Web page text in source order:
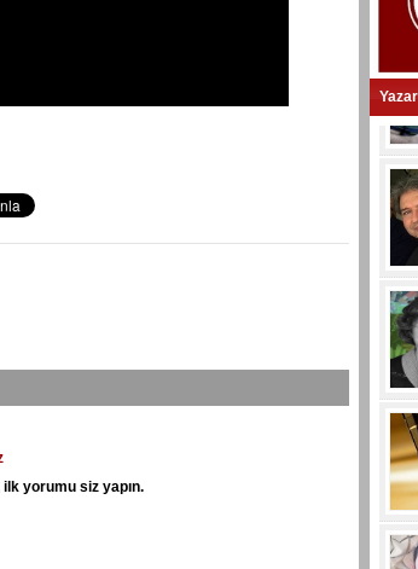
yorumu siz yapın.